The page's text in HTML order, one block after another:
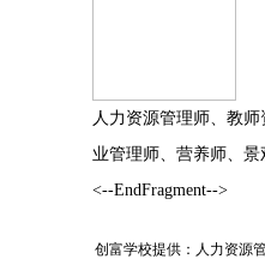
人力资源管理师、教
业管理师、 营养师、景
<--EndFragment-->
创富学校提供： 人力资源